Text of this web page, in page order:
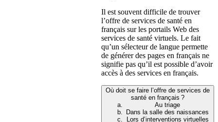
Il est souvent difficile de trouver
l’offre de services de santé en
français sur les portails Web des
services de santé virtuels. Le fait
qu’un sélecteur de langue permette
de générer des pages en français ne
signifie pas qu’il est possible d’avoir
accès à des services en français.
Où doit se faire l’offre de services de
santé en français ?
Au triage
Dans la salle des naissances
Lors d’interventions virtuelles